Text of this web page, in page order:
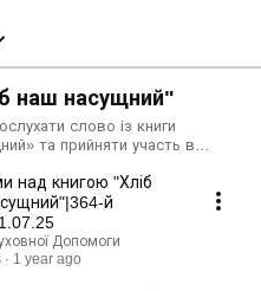
наш насущний"
слово із книги
та прийняти участь в
над книгою "Хліб
й
Допомоги
1 year ago